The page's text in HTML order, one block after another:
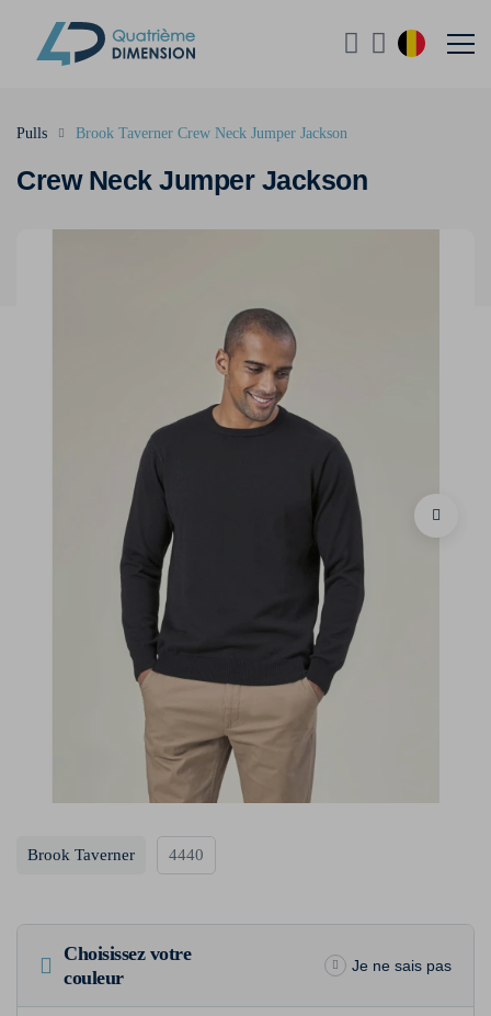
Crew Neck Jumper Jackson
Pulls Brook Taverner Crew Neck Jumper Jackson
Brook Taverner 4440
Choisissez votre
couleur
Je ne sais pas